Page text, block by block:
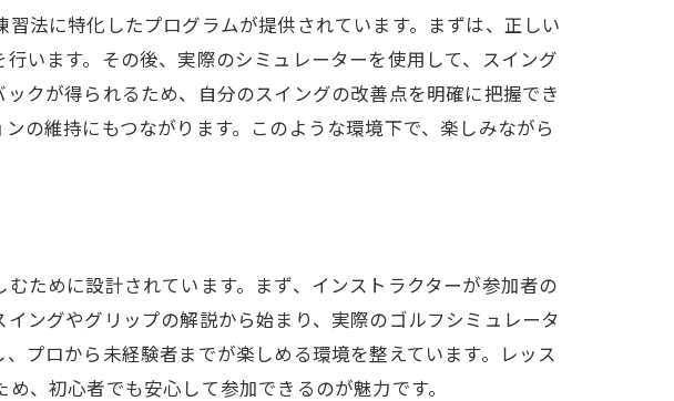
法に特化したプログラムが提供されています。まずは、正しい
います。その後、実際のシミュレーターを使用して、スイング
クが得られるため、自分のスイングの改善点を明確に把握でき
の維持にもつながります。このような環境下で、楽しみながら
ために設計されています。まず、インストラクターが参加者の
ングやグリップの解説から始まり、実際のゴルフシミュレータ
プロから未経験者までが楽しめる環境を整えています。レッス
、初心者でも安心して参加できるのが魅力です。